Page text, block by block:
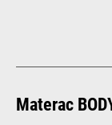
Materac